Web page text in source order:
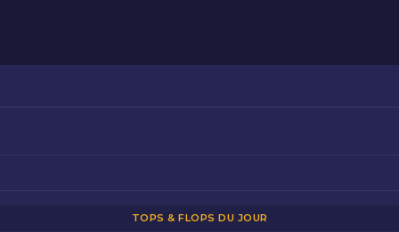
TOPS & FLOPS DU JOUR